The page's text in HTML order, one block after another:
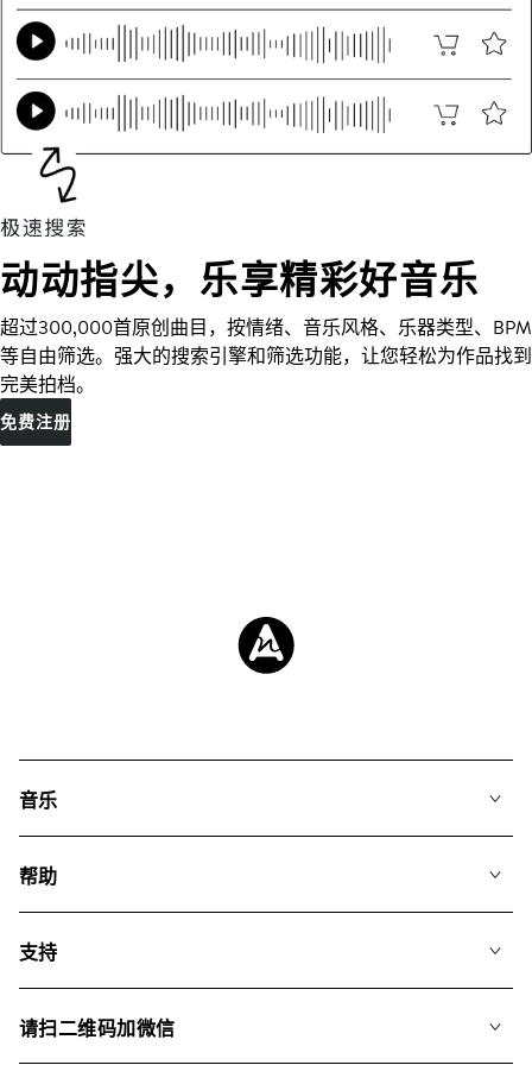
动动指尖，乐享精彩好音乐
超过300,000首原创曲目，按情绪、音乐风格、乐器类型、BPM
等自由筛选。强大的搜索引擎和筛选功能，让您轻松为作品找到
完美拍档。
免费注册
音乐
搜索
专辑
帮助
我们如何运用AI
支持
关于我们
请扫二维码加微信